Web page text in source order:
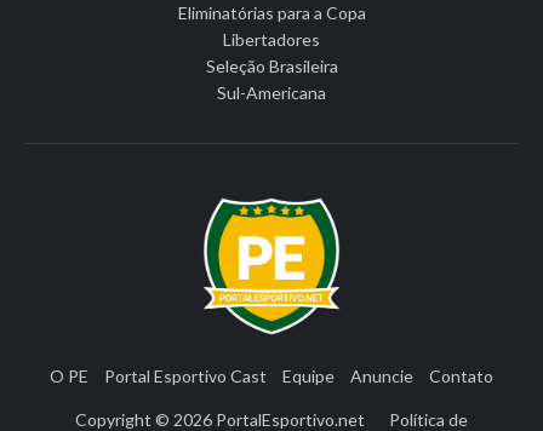
Eliminatórias para a Copa
Libertadores
Seleção Brasileira
Sul-Americana
O PE Portal Esportivo Cast Equipe Anuncie Contato
Copyright © 2026 PortalEsportivo.net
Política de